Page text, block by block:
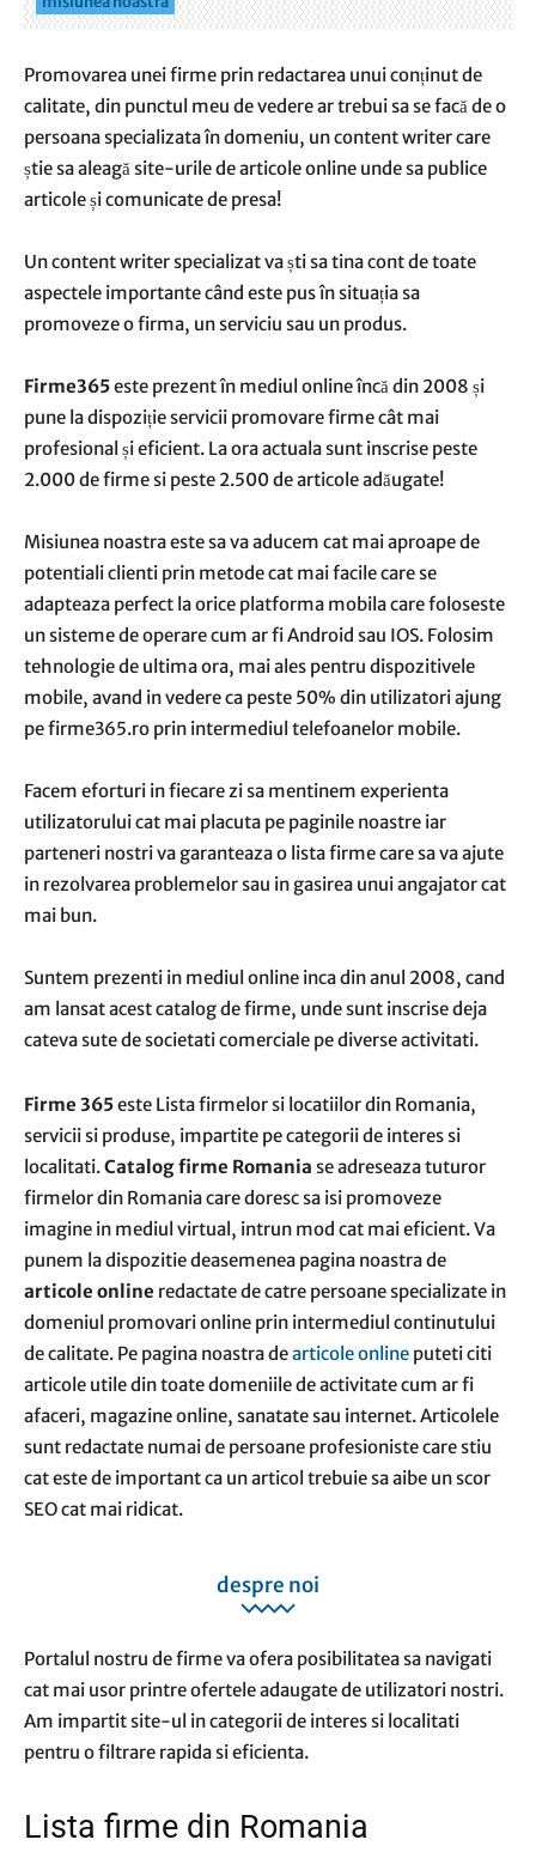
Promovarea unei firme prin redactarea unui conținut de
calitate, din punctul meu de vedere ar trebui sa se facă de o
persoana specializata în domeniu, un content writer care
știe sa aleagă site-urile de articole online unde sa publice
articole și comunicate de presa!
Un content writer specializat va ști sa tina cont de toate
aspectele importante când este pus în situația sa
promoveze o firma, un serviciu sau un produs.
Firme365este prezent în mediul online încă din 2008 și
pune la dispoziție servicii promovare firme cât mai
profesional și eficient. La ora actuala sunt inscrise peste
2.000 de firme si peste 2.500 de articole adăugate!
Misiunea noastra este sa va aducem cat mai aproape de
potentiali clienti prin metode cat mai facile care se
adapteaza perfect la orice platforma mobila care foloseste
un sisteme de operare cum ar fi Android sau IOS. Folosim
tehnologie de ultima ora, mai ales pentru dispozitivele
mobile, avand in vedere ca peste 50% din utilizatori ajung
pe firme365.ro prin intermediul telefoanelor mobile.
Facem eforturi in fiecare zi sa mentinem experienta
utilizatorului cat mai placuta pe paginile noastre iar
parteneri nostri va garanteaza o lista firme care sa va ajute
in rezolvarea problemelor sau in gasirea unui angajator cat
mai bun.
Suntem prezenti in mediul online inca din anul 2008, cand
am lansat acest catalog de firme, unde sunt inscrise deja
cateva sute de societati comerciale pe diverse activitati.
Firme 365este Lista firmelor si locatiilor din Romania,
servicii si produse, impartite pe categorii de interes si
localitati.Catalog firme Romania se adreseaza tuturor
firmelor din Romania care doresc sa isi promoveze
imagine in mediul virtual, intrun mod cat mai eficient. Va
punem la dispozitie deasemenea pagina noastra de
articole online redactate de catre persoane specializate in
domeniul promovari online prin intermediul continutului
de calitate. Pe pagina noastra dearticole online puteti citi
articole utile din toate domeniile de activitate cum ar fi
afaceri, magazine online, sanatate sau internet. Articolele
sunt redactate numai de persoane profesioniste care stiu
cat este de important ca un articol trebuie sa aibe un scor
SEO cat mai ridicat.
despre noi
Portalul nostru de firme va ofera posibilitatea sa navigati
cat mai usor printre ofertele adaugate de utilizatori nostri.
Am impartit site-ul in categorii de interes si localitati
pentru o filtrare rapida si eficienta.
Lista firme din Romania